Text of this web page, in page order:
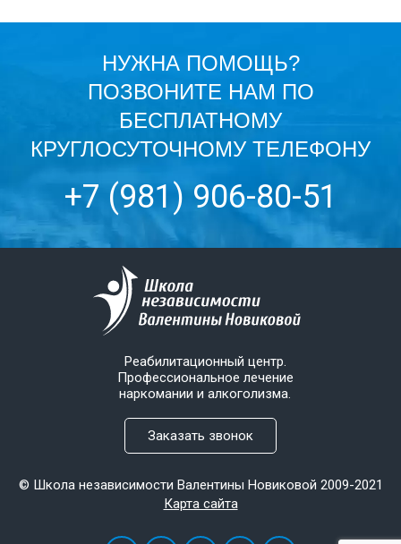
НУЖНА ПОМОЩЬ?
ПОЗВОНИТЕ НАМ ПО
БЕСПЛАТНОМУ
КРУГЛОСУТОЧНОМУ ТЕЛЕФОНУ
+7 (981) 906-80-51
Реабилитационный центр.
Профессиональное лечение
наркомании и алкоголизма.
Заказать звонок
© Школа независимости Валентины Новиковой 2009-2021
Карта сайта